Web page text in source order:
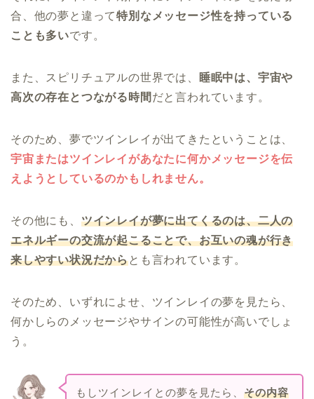
合、他の夢と違って特別なメッセージ性を持っている
ことも多いです。
また、スピリチュアルの世界では、
睡眠中は、宇宙や
高次の存在とつながる時間 だと言われています。
そのため、夢でツインレイが出てきたということは、
宇宙またはツインレイがあなたに何かメッセージを伝
えようとしているのかもしれません。
その他にも、 ツインレイが夢に出てくるのは、二人の
エネルギーの交流が起こることで、お互いの魂が行き
来しやすい状況だからとも言われています。
そのため、いずれによせ、ツインレイの夢を見たら、
何かしらのメッセージやサインの可能性が高いでしょ
う。
もしツインレイとの夢を見たら、 その内容